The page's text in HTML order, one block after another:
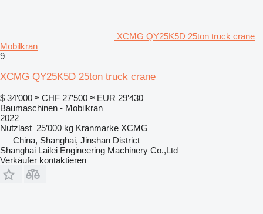
XCMG QY25K5D 25ton truck crane
Mobilkran
9
XCMG QY25K5D 25ton truck crane
$ 34’000 ≈ CHF 27’500 ≈ EUR 29’430
Baumaschinen - Mobilkran
2022
Nutzlast 25’000 kg Kranmarke XCMG
China, Shanghai, Jinshan District
Shanghai Lailei Engineering Machinery Co.,Ltd
Verkäufer kontaktieren